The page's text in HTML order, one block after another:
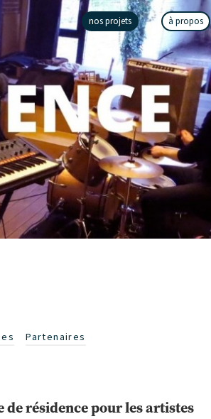
nos projets à propos
Partenaires
de résidence pour les artistes